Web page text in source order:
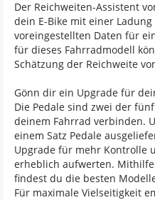
Der Reichweiten-Assistent
dein E-Bike mit einer
voreingestellten Daten für
für dieses Fahrradmodell
Schätzung der Reichweite
Gönn dir ein Upgrade für
Die Pedale sind zwei der
deinem Fahrrad verbinden.
einem Satz Pedale
Upgrade für mehr Kontrolle
erheblich aufwerten.
findest du die besten
Für maximale Vielseitigkeit